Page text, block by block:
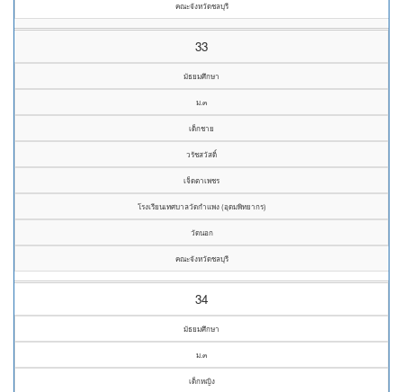
คณะจังหวัดชลบุรี
33
มัธยมศึกษา
ม.๓
เด็กชาย
วรัชสวัสดิ์
เจ็ดตาเพชร
โรงเรียนเทศบาลวัดกำแพง (อุดมพิทยากร)
วัดนอก
คณะจังหวัดชลบุรี
34
มัธยมศึกษา
ม.๓
เด็กหญิง